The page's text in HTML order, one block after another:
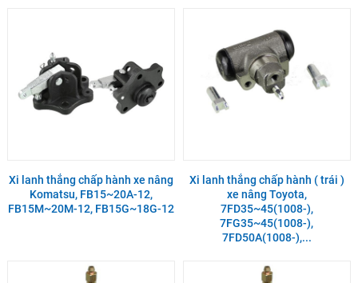
Xi lanh thắng chấp hành xe nâng
Komatsu, FB15~20A-12,
FB15M~20M-12, FB15G~18G-12
Xi lanh thắng chấp hành ( trái )
xe nâng Toyota,
7FD35~45(1008-),
7FG35~45(1008-),
7FD50A(1008-),...